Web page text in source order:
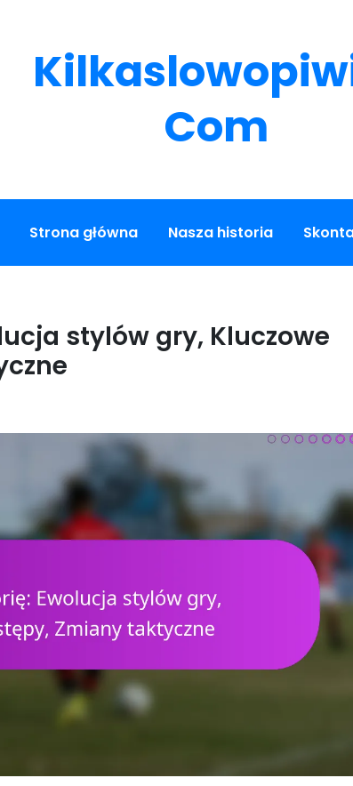
Com
Strona główna Nasza historia
stylów gry, Kluczowe